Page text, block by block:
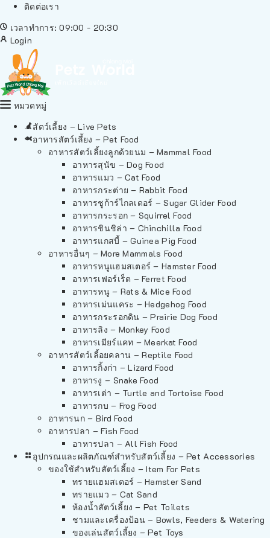
ติดต่อเรา
เวลาทำการ: 09:00 - 20:30
Login
หมวดหมู่
สัตว์เลี้ยง – Live Pets
อาหารสัตว์เลี้ยง – Pet Food
อาหารสัตว์เลี้ยงลูกด้วยนม – Mammal Food
อาหารสุนัข – Dog Food
อาหารแมว – Cat Food
อาหารกระต่าย – Rabbit Food
อาหารชูก้าร์ไกลเดอร์ – Sugar Glider Food
อาหารกระรอก – Squirrel Food
อาหารชินชิล่า – Chinchilla Food
อาหารแกสบี้ – Guinea Pig Food
อาหารอื่นๆ – More Mammals Food
อาหารหนูแฮมสเตอร์ – Hamster Food
อาหารเฟอร์เร็ต – Ferret Food
อาหารหนู – Rats & Mice Food
อาหารเม่นแคระ – Hedgehog Food
อาหารกระรอกดิน – Prairie Dog Food
อาหารลิง – Monkey Food
อาหารเมียร์แคท – Meerkat Food
อาหารสัตว์เลี้อยคลาน – Reptile Food
อาหารกิ้งก่า – Lizard Food
อาหารงู – Snake Food
อาหารเต่า – Turtle and Tortoise Food
อาหารกบ – Frog Food
อาหารนก – Bird Food
อาหารปลา – Fish Food
อาหารปลา – All Fish Food
อุปกรณและผลิตภัณฑ์สำหรับสัตว์เลี้ยง – Pet Accessories
ของใช้สำหรับสัตว์เลี้ยง – Item For Pets
ทรายแฮมสเตอร์ – Hamster Sand
ทรายแมว – Cat Sand
ห้องน้ำสัตว์เลี้ยง – Pet Toilets
ชามและเครื่องป้อน – Bowls, Feeders & Watering
ของเล่นสัตว์เลี้ยง – Pet Toys